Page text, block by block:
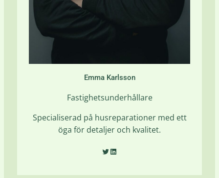
Emma Karlsson
Fastighetsunderhållare
Specialiserad på husreparationer med ett
öga för detaljer och kvalitet.
Twitter LinkedIn